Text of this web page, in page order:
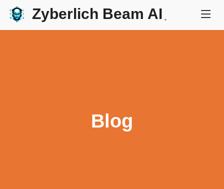
Zyberlich Beam AI.
Blog